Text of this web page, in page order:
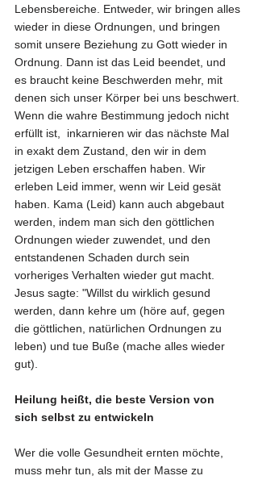
Lebensbereiche. Entweder, wir bringen alles
wieder in diese Ordnungen, und bringen
somit unsere Beziehung zu Gott wieder in
Ordnung. Dann ist das Leid beendet, und
es braucht keine Beschwerden mehr, mit
denen sich unser Körper bei uns beschwert.
Wenn die wahre Bestimmung jedoch nicht
erfüllt ist,  inkarnieren wir das nächste Mal
in exakt dem Zustand, den wir in dem
jetzigen Leben erschaffen haben. Wir
erleben Leid immer, wenn wir Leid gesät
haben. Kama (Leid) kann auch abgebaut
werden, indem man sich den göttlichen
Ordnungen wieder zuwendet, und den
entstandenen Schaden durch sein
vorheriges Verhalten wieder gut macht.
Jesus sagte: "Willst du wirklich gesund
werden, dann kehre um (höre auf, gegen
die göttlichen, natürlichen Ordnungen zu
leben) und tue Buße (mache alles wieder
gut).
Heilung heißt, die beste Version von
sich selbst zu entwickeln
Wer die volle Gesundheit ernten möchte,
muss mehr tun, als mit der Masse zu